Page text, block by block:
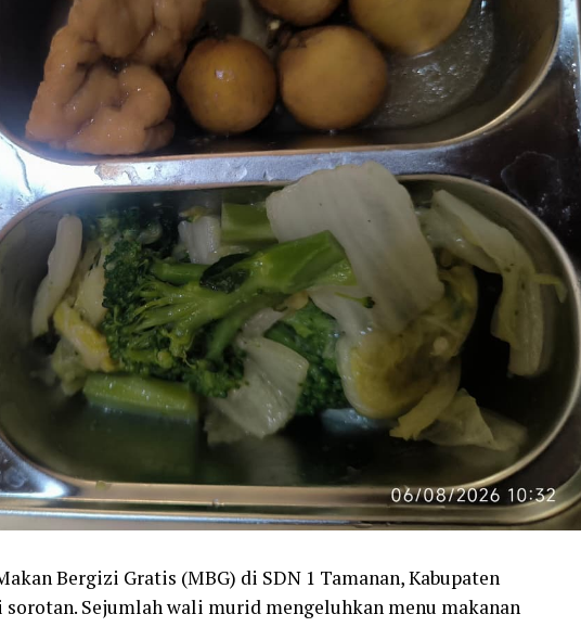
Bergizi Gratis (MBG) di SDN 1 Tamanan, Kabupaten
Sejumlah wali murid mengeluhkan menu makanan